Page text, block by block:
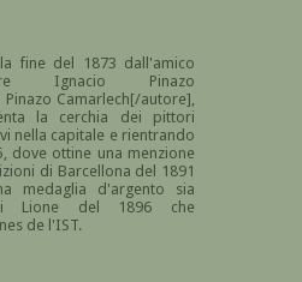
fine del 1873 dall'amico
Ignacio Pinazo
Camarlech[/autore],
la cerchia dei pittori
nella capitale e rientrando
dove ottine una menzione
di Barcellona del 1891
medaglia d'argento sia
di Lione del 1896 che
de l'IST.